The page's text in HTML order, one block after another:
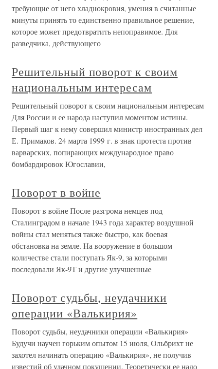
требующие от него хладнокровия, умения в считанные
минуты принять то единственно правильное решение,
которое может предотвратить непоправимое. Для
разведчика, действующего
Решительный поворот к своим
национальным интересам
Решительный поворот к своим национальным интересам
Для России и ее народа наступил моментом истины.
Первый шаг к нему совершил министр иностранных дел
Е. Примаков. 24 марта 1999 г. в знак протеста против
варварских, попирающих международное право
бомбардировок Югославии,
Поворот в войне
Поворот в войне После разгрома немцев под
Сталинградом в начале 1943 года характер воздушной
войны стал меняться также быстро, как боевая
обстановка на земле. На вооружение в большом
количестве стали поступать Як-9, за которыми
последовали Як-9Т и другие улучшенные
Поворот судьбы, неудачники
операции «Валькирия»
Поворот судьбы, неудачники операции «Валькирия»
Будучи научен горьким опытом 15 июля, Ольбрихт не
захотел начинать операцию «Валькирия», не получив
известий об удачном покушении. Теоретически ее надо